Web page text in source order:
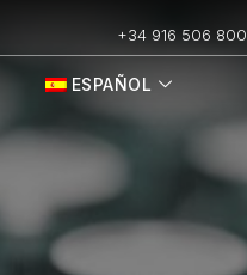
+34 916 506 800
ESPAÑOL